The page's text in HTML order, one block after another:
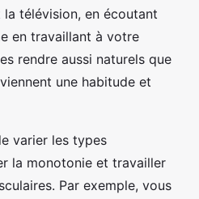
télévision, en écoutant
en travaillant à votre
rendre aussi naturels que
une habitude et
varier les types
la monotonie et travailler
Par exemple, vous